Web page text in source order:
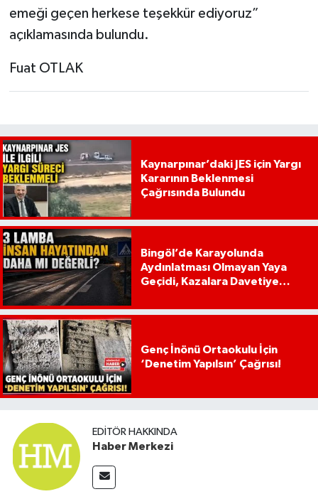
emeği geçen herkese teşekkür ediyoruz”
açıklamasında bulundu.
Fuat OTLAK
Kaynarpınar’daki JES için Yargı
Kararının Beklenmesi
Çağrısında Bulundu
Bingöl’de Karayolunda
Aydınlatması Olmayan Yaya
Geçidi, Kazalara Davetiye
Genç İnönü Ortaokulu İçin
‘Denetim Yapılsın’ Çağrısı!
EDITÖR HAKKINDA
Haber Merkezi